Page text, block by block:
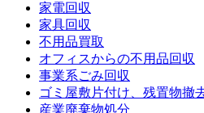
家電回収
家具回収
不用品買取
オフィスからの不用品回収
事業系ごみ回収
ゴミ屋敷片付け、残置物撤
産業廃棄物処分